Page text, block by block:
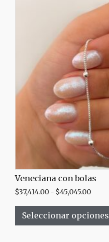
Veneciana con bolas
$37,414.00 - $45,045.00
Seleccionar opciones